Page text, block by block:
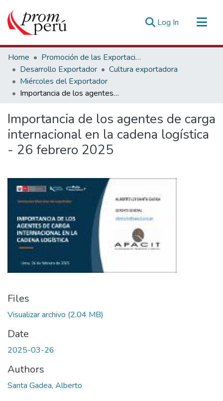
Log In (current)
Communities & Collections
All of DSpace
Statistics
Estadísticas Externas
Home
Promoción de las Exportaciones
Desarrollo Exportador
Cultura exportadora
Miércoles del Exportador
Importancia de los agentes de carga internacional en la cadena logística - 26 febrero 2025
Importancia de los agentes de carga
internacional en la cadena logística
- 26 febrero 2025
Files
Visualizar archivo (2.04 MB)
Date
2025-03-26
Authors
Santa Gadea, Alberto